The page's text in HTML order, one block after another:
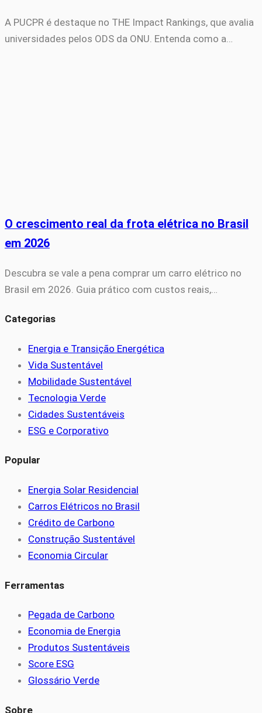
A PUCPR é destaque no THE Impact Rankings, que avalia
universidades pelos ODS da ONU. Entenda como a…
O crescimento real da frota elétrica no Brasil
em 2026
Descubra se vale a pena comprar um carro elétrico no
Brasil em 2026. Guia prático com custos reais,…
Categorias
Energia e Transição Energética
Vida Sustentável
Mobilidade Sustentável
Tecnologia Verde
Cidades Sustentáveis
ESG e Corporativo
Popular
Energia Solar Residencial
Carros Elétricos no Brasil
Crédito de Carbono
Construção Sustentável
Economia Circular
Ferramentas
Pegada de Carbono
Economia de Energia
Produtos Sustentáveis
Score ESG
Glossário Verde
Sobre